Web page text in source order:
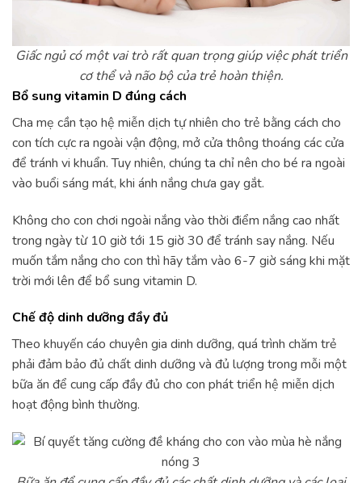
Giấc ngủ có một vai trò rất quan trọng giúp việc phát triển
cơ thể và não bộ của trẻ hoàn thiện.
Bổ sung vitamin D đúng cách
Cha mẹ cần tạo hệ miễn dịch tự nhiên cho trẻ bằng cách cho
con tích cực ra ngoài vận động, mở cửa thông thoáng các cửa
để tránh vi khuẩn. Tuy nhiên, chúng ta chỉ nên cho bé ra ngoài
vào buổi sáng mát, khi ánh nắng chưa gay gắt.
Không cho con chơi ngoài nắng vào thời điểm nắng cao nhất
trong ngày từ 10 giờ tới 15 giờ 30 để tránh say nắng. Nếu
muốn tắm nắng cho con thì hãy tắm vào 6-7 giờ sáng khi mặt
trời mới lên để bổ sung vitamin D.
Chế độ dinh dưỡng đầy đủ
Theo khuyến cáo chuyên gia dinh dưỡng, quá trình chăm trẻ
phải đảm bảo đủ chất dinh dưỡng và đủ lượng trong mỗi một
bữa ăn để cung cấp đầy đủ cho con phát triển hệ miễn dịch
hoạt động bình thường.